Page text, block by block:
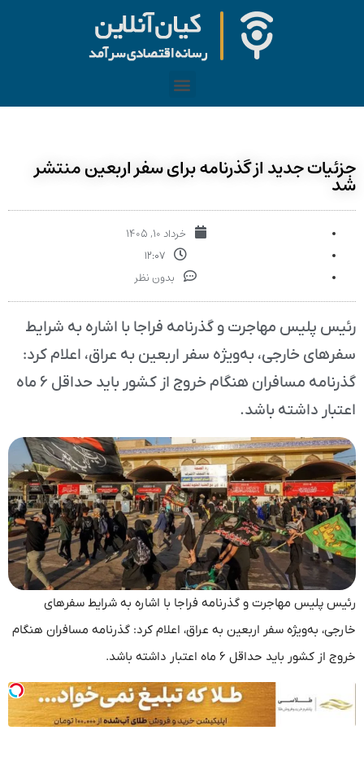
جزئیات جدید از گذرنامه‌ برای سفر اربعین منتشر
شد
خرداد ۱۰, ۱۴۰۵
۱۲:۰۷
بدون نظر
رئیس پلیس مهاجرت و گذرنامه فراجا با اشاره به شرایط
سفرهای خارجی، به‌ویژه سفر اربعین به عراق، اعلام کرد:
گذرنامه مسافران هنگام خروج از کشور باید حداقل ۶ ماه
اعتبار داشته باشد.
رئیس پلیس مهاجرت و گذرنامه فراجا با اشاره به شرایط سفرهای
خارجی، به‌ویژه سفر اربعین به عراق، اعلام کرد: گذرنامه مسافران هنگام
خروج از کشور باید حداقل ۶ ماه اعتبار داشته باشد.